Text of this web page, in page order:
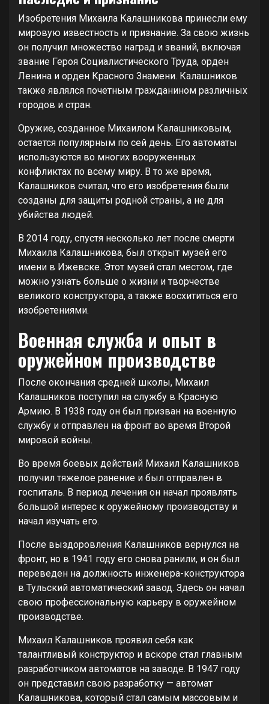
Изобретения Михаила Калашникова принесли ему
мировую известность и признание. За свою жизнь
он получил множество наград и званий, включая
звание Героя Социалистического Труда, орден
Ленина и орден Красного Знамени. Калашников
также являлся почетным гражданином различных
городов и стран.
Оружие, созданное Михаилом Калашниковым,
остается популярным по сей день. Его автоматы
используются во многих вооруженных
конфликтах по всему миру. В то же время,
Калашников считал, что его изобретения были
созданы для защиты родной страны, а не для
убийства людей.
В 2014 году, спустя несколько лет после смерти
Михаила Калашникова, был открыт музей его
имени в Ижевске. Этот музей стал местом, где
можно узнать больше о жизни и творчестве
великого конструктора, а также восхититься его
изобретениями.
Военная служба и опыт в
оружейном производстве
После окончания средней школы, Михаил
Калашников поступил на службу в Красную
Армию. В 1938 году он был призван на военную
службу и отправлен на фронт во время Второй
мировой войны.
Во время боевых действий Михаил Калашников
получил тяжелое ранение и был отправлен в
госпиталь. В период лечения он начал проявлять
большой интерес к оружейному производству и
начал изучать его.
После выздоровления Калашников вернулся на
фронт, но в 1941 году его снова ранили, и он был
переведен на должность инженера-конструктора
в Тульский автоматический завод. Здесь он начал
свою профессиональную карьеру в оружейном
производстве.
Михаил Калашников проявил себя как
талантливый конструктор и вскоре стал главным
разработчиком автоматов на заводе. В 1947 году
он представил свою разработку — автомат
Калашникова, который стал самым массовым и